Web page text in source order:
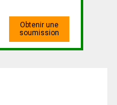
Obtenir une
soumission